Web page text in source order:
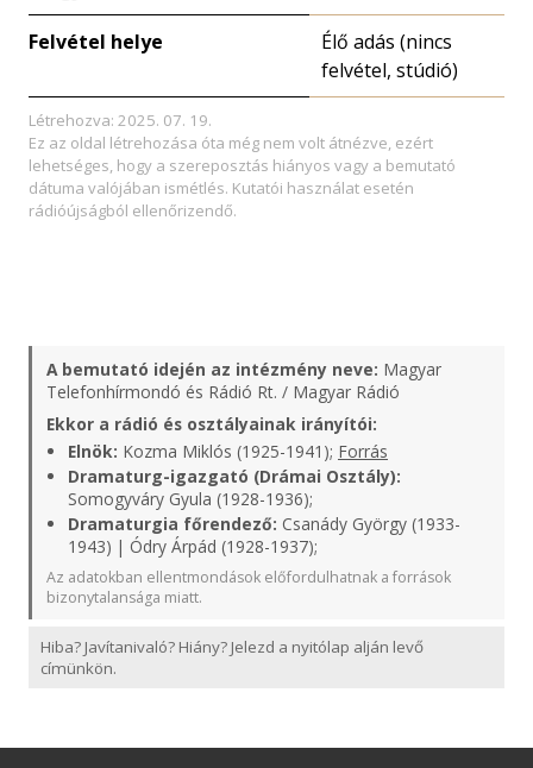
Felvétel helye
Élő adás (nincs
felvétel, stúdió)
Létrehozva: 2025. 07. 19.
Ez az oldal létrehozása óta még nem volt átnézve, ezért
lehetséges, hogy a szereposztás hiányos vagy a bemutató
dátuma valójában ismétlés. Kutatói használat esetén
rádióújságból ellenőrizendő.
A bemutató idején az intézmény neve: Magyar
Telefonhírmondó és Rádió Rt. / Magyar Rádió
Ekkor a rádió és osztályainak irányítói:
Elnök: Kozma Miklós (1925-1941); Forrás
Dramaturg-igazgató (Drámai Osztály):
Somogyváry Gyula (1928-1936);
Dramaturgia főrendező: Csanády György (1933-
1943) | Ódry Árpád (1928-1937);
Az adatokban ellentmondások előfordulhatnak a források
bizonytalansága miatt.
Hiba? Javítanivaló? Hiány? Jelezd a nyitólap alján levő
címünkön.